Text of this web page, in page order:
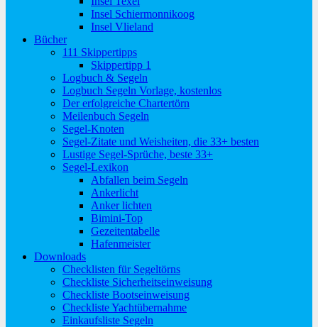
Insel Schiermonnikoog
Insel Vlieland
Bücher
111 Skippertipps
Skippertipp 1
Logbuch & Segeln
Logbuch Segeln Vorlage, kostenlos
Der erfolgreiche Chartertörn
Meilenbuch Segeln
Segel-Knoten
Segel-Zitate und Weisheiten, die 33+ besten
Lustige Segel-Sprüche, beste 33+
Segel-Lexikon
Abfallen beim Segeln
Ankerlicht
Anker lichten
Bimini-Top
Gezeitentabelle
Hafenmeister
Downloads
Checklisten für Segeltörns
Checkliste Sicherheitseinweisung
Checkliste Bootseinweisung
Checkliste Yachtübernahme
Einkaufsliste Segeln